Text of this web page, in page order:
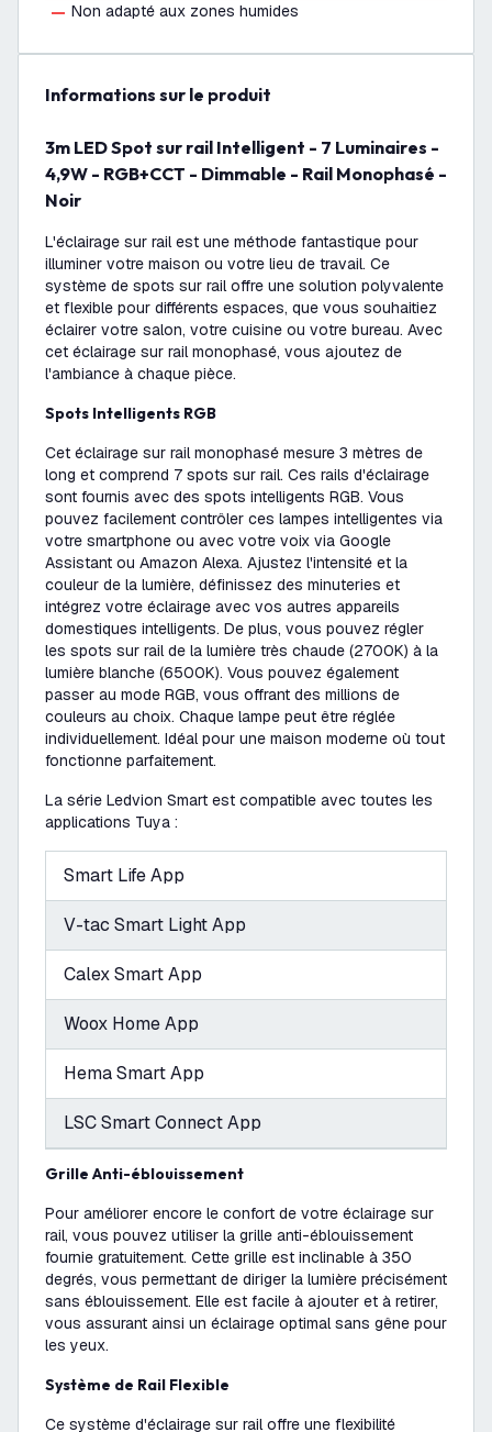
Non adapté aux zones humides
Informations sur le produit
3m LED Spot sur rail Intelligent - 7 Luminaires -
4,9W - RGB+CCT - Dimmable - Rail Monophasé -
Noir
L'éclairage sur rail est une méthode fantastique pour
illuminer votre maison ou votre lieu de travail. Ce
système de spots sur rail offre une solution polyvalente
et flexible pour différents espaces, que vous souhaitiez
éclairer votre salon, votre cuisine ou votre bureau. Avec
cet éclairage sur rail monophasé, vous ajoutez de
l'ambiance à chaque pièce.
Spots Intelligents RGB
Cet éclairage sur rail monophasé mesure 3 mètres de
long et comprend 7 spots sur rail. Ces rails d'éclairage
sont fournis avec des spots intelligents RGB. Vous
pouvez facilement contrôler ces lampes intelligentes via
votre smartphone ou avec votre voix via Google
Assistant ou Amazon Alexa. Ajustez l'intensité et la
couleur de la lumière, définissez des minuteries et
intégrez votre éclairage avec vos autres appareils
domestiques intelligents. De plus, vous pouvez régler
les spots sur rail de la lumière très chaude (2700K) à la
lumière blanche (6500K). Vous pouvez également
passer au mode RGB, vous offrant des millions de
couleurs au choix. Chaque lampe peut être réglée
individuellement. Idéal pour une maison moderne où tout
fonctionne parfaitement.
La série Ledvion Smart est compatible avec toutes les
applications Tuya :
Smart Life App
V-tac Smart Light App
Calex Smart App
Woox Home App
Hema Smart App
LSC Smart Connect App
Grille Anti-éblouissement
Pour améliorer encore le confort de votre éclairage sur
rail, vous pouvez utiliser la grille anti-éblouissement
fournie gratuitement. Cette grille est inclinable à 350
degrés, vous permettant de diriger la lumière précisément
sans éblouissement. Elle est facile à ajouter et à retirer,
vous assurant ainsi un éclairage optimal sans gêne pour
les yeux.
Système de Rail Flexible
Ce système d'éclairage sur rail offre une flexibilité